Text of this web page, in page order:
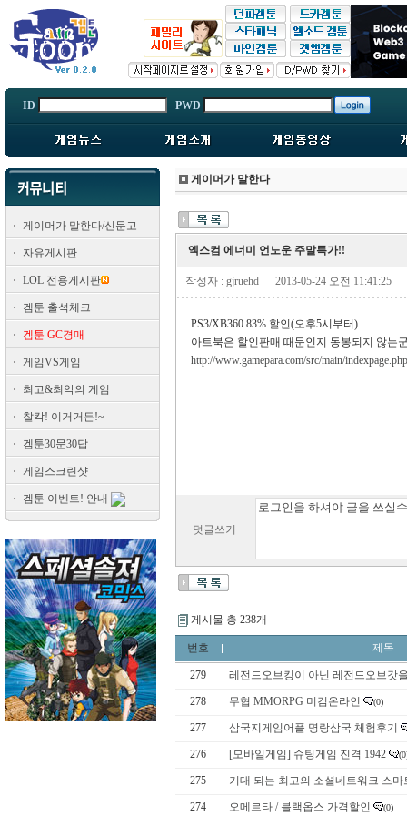
ID PWD
게이머가 말한다/신문고
자유게시판
LOL 전용게시판
겜툰 출석체크
겜툰 GC경매
게임VS게임
최고&최악의 게임
찰칵! 이거거든!~
겜툰30문30답
게임스크린샷
겜툰 이벤트! 안내
게이머가 말한다
엑스컴 에너미 언노운 주말특가!!
작성자 : gjruehd 2013-05-24 오전 11:41:25
PS3/XB360 83% 할인(오후5시부터)
아트북은 할인판매 때문인지 동봉되지 않는
http://www.gamepara.com/src/main/indexpage.php
덧글쓰기
게시물 총 238개
번호 제목
279 레전드오브킹이 아닌 레전드오브갓
278 무협 MMORPG 미검온라인 (0)
277 삼국지게임어플 명랑삼국 체험후기
276 [모바일게임] 슈팅게임 진격 1942
275 기대 되는 최고의 소셜네트워크 스
274 오메르타 / 블랙옵스 가격할인 (0)